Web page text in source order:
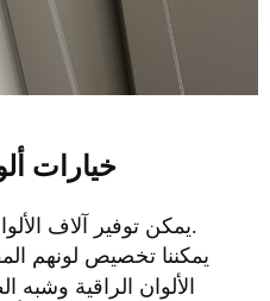
2. خيارات
يمكن توفير آلاف الألوان من قبلنا لخيارات الألوان.
يمكننا تخصيص لونهم
الألوان الراقية